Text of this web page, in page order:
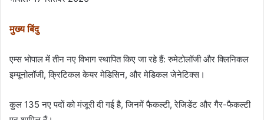
मुख्य बिंदु
एम्स भोपाल में तीन नए विभाग स्थापित किए जा रहे हैं: रुमेटोलॉजी और क्लिनिकल
इम्यूनोलॉजी, क्रिटिकल केयर मेडिसिन, और मेडिकल जेनेटिक्स।
कुल 135 नए पदों को मंजूरी दी गई है, जिनमें फैकल्टी, रेजिडेंट और गैर-फैकल्टी